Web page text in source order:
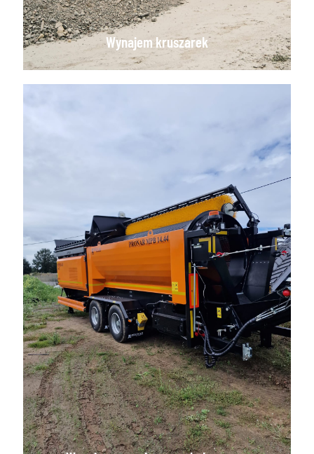
Wynajem kruszarek